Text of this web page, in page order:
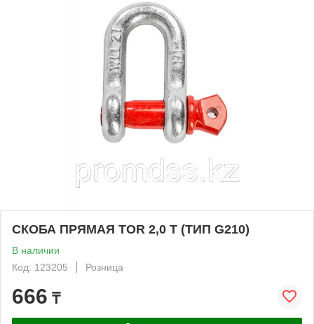
СКОБА ПРЯМАЯ TOR 2,0 Т (ТИП G210)
В наличии
Код: 123205
Розница
666 ₸